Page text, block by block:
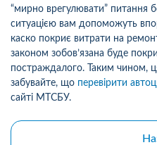
“мирно врегулювати” питання
ситуацією вам допоможуть
каско покриє витрати на
законом зобов’язана буде
постраждалого. Таким чином,
забувайте, що перевірити
сайті МТСБУ.